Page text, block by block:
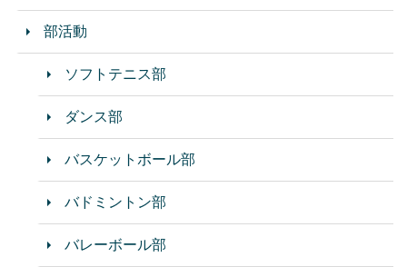
部活動
ソフトテニス部
ダンス部
バスケットボール部
バドミントン部
バレーボール部